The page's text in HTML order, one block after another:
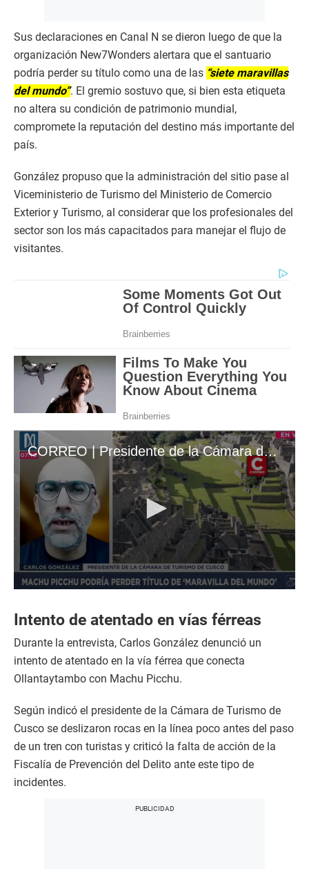
Sus declaraciones en Canal N se dieron luego de que la
organización New7Wonders alertara que el santuario
podría perder su título como una de las “siete maravillas
del mundo”. El gremio sostuvo que, si bien esta etiqueta
no altera su condición de patrimonio mundial,
compromete la reputación del destino más importante del
país.
González propuso que la administración del sitio pase al
Viceministerio de Turismo del Ministerio de Comercio
Exterior y Turismo, al considerar que los profesionales del
sector son los más capacitados para manejar el flujo de
visitantes.
CORREO | Presidente de la Cámara de Turismo de Cusco recuerda que valor de Machu Picchu lo define la UNESCO
e
c
o
n
d
o
1
m
i
u
t
e
,
Intento de atentado en vías férreas
Durante la entrevista, Carlos González denunció un
intento de atentado en la vía férrea que conecta
Ollantaytambo con Machu Picchu.
Según indicó el presidente de la Cámara de Turismo de
Cusco se deslizaron rocas en la línea poco antes del paso
de un tren con turistas y criticó la falta de acción de la
Fiscalía de Prevención del Delito ante este tipo de
incidentes.